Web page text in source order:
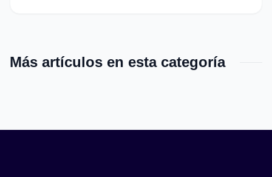
Más artículos en esta categoría